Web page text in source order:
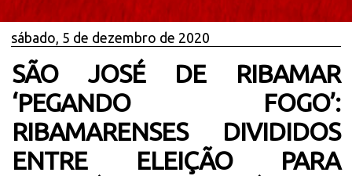
sábado, 5 de dezembro de 2020
SÃO JOSÉ DE RIBAMAR
‘PEGANDO FOGO’:
RIBAMARENSES DIVIDIDOS
ENTRE ELEIÇÃO PARA